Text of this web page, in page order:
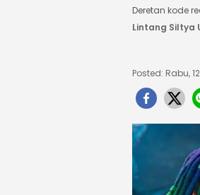
Deretan kode
Lintang Siltya
Posted: Rabu,